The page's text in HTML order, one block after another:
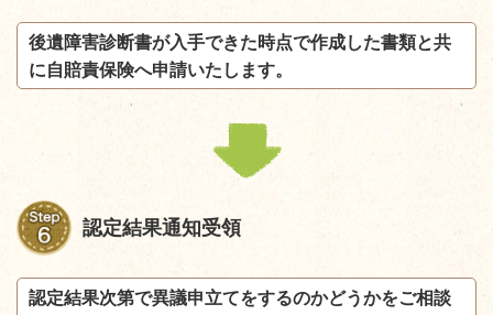
後遺障害診断書が入手できた時点で作成した書類と共
に自賠責保険へ申請いたします。
認定結果通知受領
認定結果次第で異議申立てをするのかどうかをご相談